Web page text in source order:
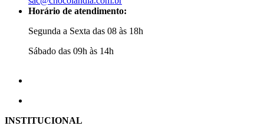
Horário de atendimento:
Segunda a Sexta das 08 às 18h
Sábado das 09h às 14h
INSTITUCIONAL